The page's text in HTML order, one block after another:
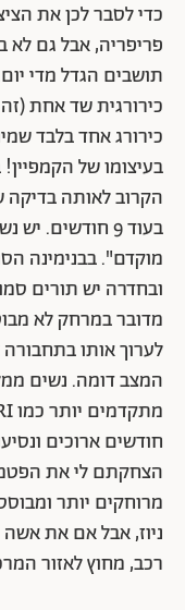
כדי לסבר לכן את
תושבים הגדל מדי
כירורגית שד אחת
כירורג אחד בלבד
בעיצומו של
הקרוב לאותה בדיקה
בעוד 9 חודשים.
מוקדם". בבנימינה
ובחדרה יש תורים
מדובר במרחק לא
לערוך אותו
המצב דומה. נשים
חודשים ארוכים
הצחקתם לי את
מרוחקים יותר
ניוז, אבל אם את אשה
רכב, מחוץ לאזור